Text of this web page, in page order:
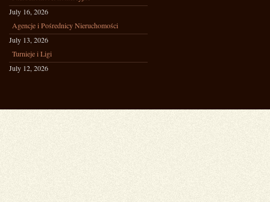
July 16, 2026
Agencje i Pośrednicy Nieruchomości
July 13, 2026
Turnieje i Ligi
July 12, 2026